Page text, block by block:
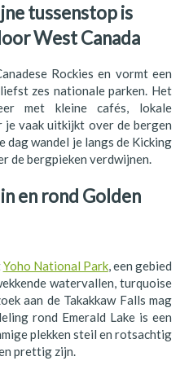
tussenstop is
West Canada
Rockies en vormt een
zes nationale parken. Het
met kleine cafés, lokale
vaak uitkijkt over de bergen
dag wandel je langs de Kicking
de bergpieken verdwijnen.
en rond Golden
Yoho National Park, een gebied
watervallen, turquoise
aan de Takakkaw Falls mag
rond Emerald Lake is een
plekken steil en rotsachtig
prettig zijn.